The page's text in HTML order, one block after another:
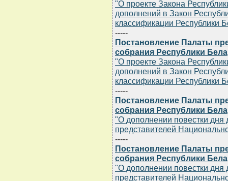
"О проекте Закона
дополнений в Закон
классификации Республики
-----
Постановление Палаты
собрания Республики
"О проекте Закона
дополнений в Закон
классификации Республики
-----
Постановление Палаты
собрания Республики
"О дополнении повестки
представителей
-----
Постановление Палаты
собрания Республики
"О дополнении повестки
представителей